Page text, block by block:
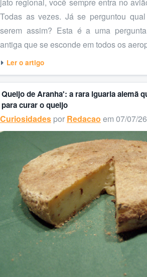
Todas as vezes. Já se perguntou
serem assim? Esta é a uma pergunta
antiga que se esconde em todos os
Ler o artigo
Queijo de Aranha': a rara iguaria alemã
para curar o queijo
Curiosidades por Redacao em 07/07/